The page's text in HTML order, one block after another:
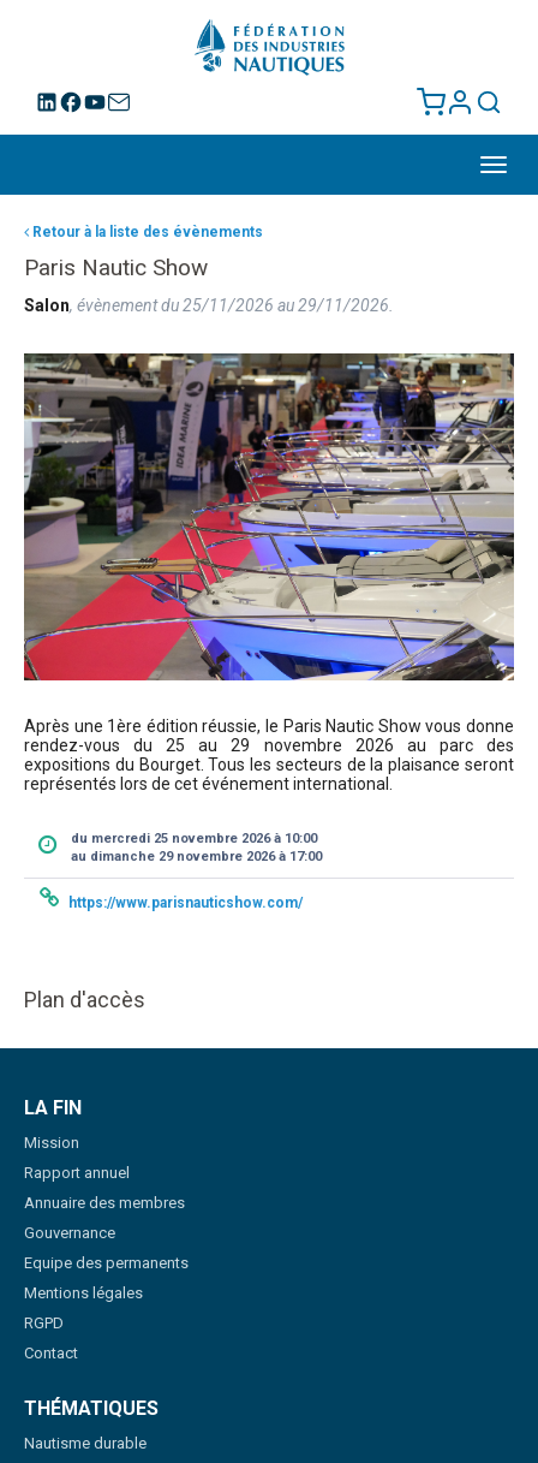
Retour à la liste des évènements
Paris Nautic Show
Salon, évènement du 25/11/2026 au 29/11/2026.
Après une 1ère édition réussie, le Paris Nautic Show vous donne
rendez-vous du 25 au 29 novembre 2026 au parc des
expositions du Bourget. Tous les secteurs de la plaisance seront
représentés lors de cet événement international.
du mercredi 25 novembre 2026 à 10:00
au dimanche 29 novembre 2026 à 17:00
https://www.parisnauticshow.com/
Plan d'accès
LA FIN
Mission
Rapport annuel
Annuaire des membres
Gouvernance
Equipe des permanents
Mentions légales
RGPD
Contact
THÉMATIQUES
Nautisme durable